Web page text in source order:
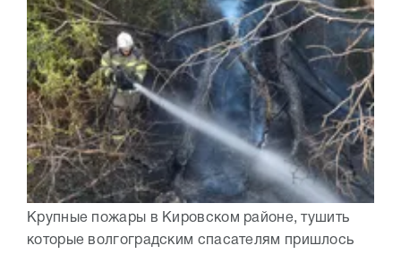
Крупные пожары в Кировском районе, тушить
которые волгоградским спасателям пришлось